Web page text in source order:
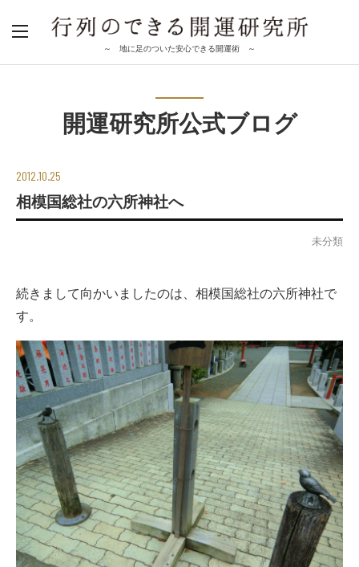
～ 地に足のついた安心できる開運術 ～
開運研究所公式ブログ
2012.10.25
相模国総社の六所神社へ
未分類
続きまして向かいましたのは、相模国総社の六所神社で
す。